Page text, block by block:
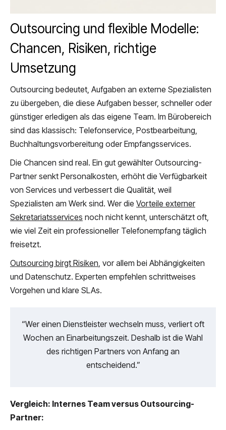
Outsourcing und flexible Modelle:
Chancen, Risiken, richtige
Umsetzung
Outsourcing bedeutet, Aufgaben an externe Spezialisten
zu übergeben, die diese Aufgaben besser, schneller oder
günstiger erledigen als das eigene Team. Im Bürobereich
sind das klassisch: Telefonservice, Postbearbeitung,
Buchhaltungsvorbereitung oder Empfangsservices.
Die Chancen sind real. Ein gut gewählter Outsourcing-
Partner senkt Personalkosten, erhöht die Verfügbarkeit
von Services und verbessert die Qualität, weil
Spezialisten am Werk sind. Wer die Vorteile externer
Sekretariatsservices noch nicht kennt, unterschätzt oft,
wie viel Zeit ein professioneller Telefonempfang täglich
freisetzt.
Outsourcing birgt Risiken , vor allem bei Abhängigkeiten
und Datenschutz. Experten empfehlen schrittweises
Vorgehen und klare SLAs.
“Wer einen Dienstleister wechseln muss, verliert oft
Wochen an Einarbeitungszeit. Deshalb ist die Wahl
des richtigen Partners von Anfang an
entscheidend.”
Vergleich: Internes Team versus Outsourcing-
Partner: